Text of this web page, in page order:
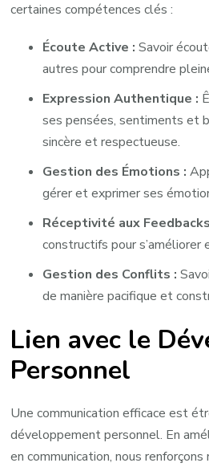
certaines compétences clés :
Écoute Active : Savoir
autres pour comprendre
Expression Authentique :
ses pensées, sentiments et
sincère et respectueuse.
Gestion des Émotions :
gérer et exprimer ses
Réceptivité aux
constructifs pour s’améliorer
Gestion des Conflits :
de manière pacifique et
Lien avec le
Personnel
Une communication efficace est
développement personnel. En
en communication, nous